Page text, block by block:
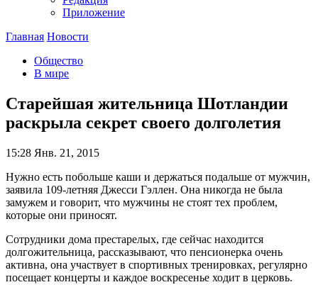
Приложение
Главная Новости
Общество
В мире
Старейшая жительница Шотландии
раскрыла секрет своего долголетия
15:28 Янв. 21, 2015
Нужно есть побольше каши и держаться подальше от мужчин,
заявила 109-летняя Джесси Гэллен. Она никогда не была
замужем и говорит, что мужчины не стоят тех проблем,
которые они приносят.
Сотрудники дома престарелых, где сейчас находится
долгожительница, рассказывают, что пенсионерка очень
активна, она участвует в спортивных тренировках, регулярно
посещает концерты и каждое воскресенье ходит в церковь.